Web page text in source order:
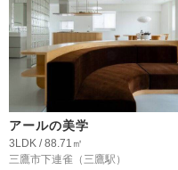
アールの美学
3LDK / 88.71㎡
三鷹市下連雀 （三鷹駅）